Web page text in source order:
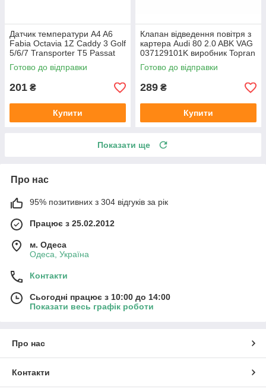
Датчик температури A4 A6
Fabia Octavia 1Z Caddy 3 Golf
5/6/7 Transporter T5 Passat
B6 (колір сірий)
Готово до відправки
201 ₴
Купити
Клапан відведення повітря з
картера Audi 80 2.0 ABK VAG
037129101K виробник Topran
Німеччина
Готово до відправки
289 ₴
Купити
Показати ще
Про нас
95% позитивних з 304 відгуків за рік
Працює з 25.02.2012
м. Одеса
Одеса, Україна
Контакти
Сьогодні працює з 10:00 до 14:00
Показати весь графік роботи
Про нас
Контакти